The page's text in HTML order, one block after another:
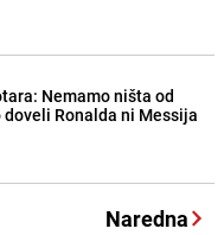
Nemamo ništa od
Ronalda ni Messija
Naredna